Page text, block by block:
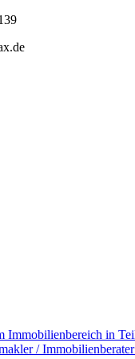
Immobilienbereich in
/